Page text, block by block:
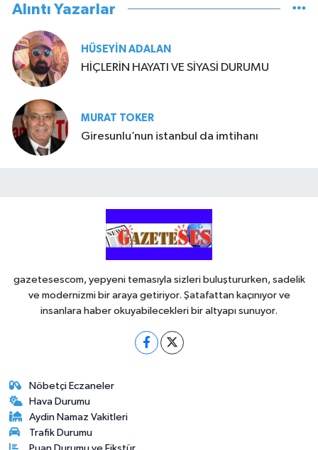
Alıntı Yazarlar
HÜSEYIN ADALAN
HİÇLERİN HAYATI VE SİYASİ DURUMU
MURAT TOKER
Giresunlu’nun istanbul da imtihanı
gazetesescom, yepyeni temasıyla sizleri buluştururken, sadelik
ve modernizmi bir araya getiriyor. Şatafattan kaçınıyor ve
insanlara haber okuyabilecekleri bir altyapı sunuyor.
Nöbetçi Eczaneler
Hava Durumu
Aydin Namaz Vakitleri
Trafik Durumu
Puan Durumu ve Fikstür